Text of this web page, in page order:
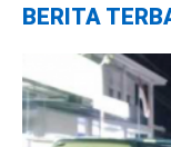
BERITA